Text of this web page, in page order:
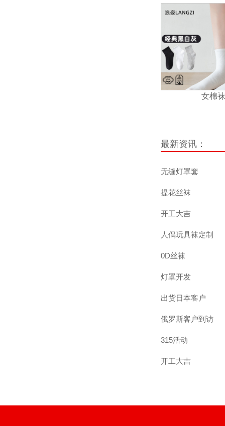
女棉袜
最新资讯：
无缝灯罩套
提花丝袜
开工大吉
人偶玩具袜定制
0D丝袜
灯罩开发
出货日本客户
俄罗斯客户到访
315活动
开工大吉